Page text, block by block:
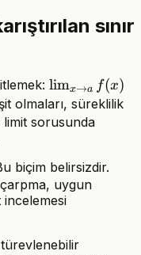
sınır
\lim_{x\to
a}f(x)
limx→a f(x)
olmaları, süreklilik
limit sorusunda
biçim belirsizdir.
uygun